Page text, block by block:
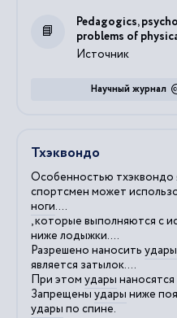
Источник
Pedagogics,
problems of
Научный журнал
Тхэквондо
Особенностью тхэквондо
спортсмен может
ноги....
, которые выполняются с
ниже лодыжки....
Разрешено наносить удары
является затылок....
При этом удары
Запрещеныудары ниже
удары по спине.